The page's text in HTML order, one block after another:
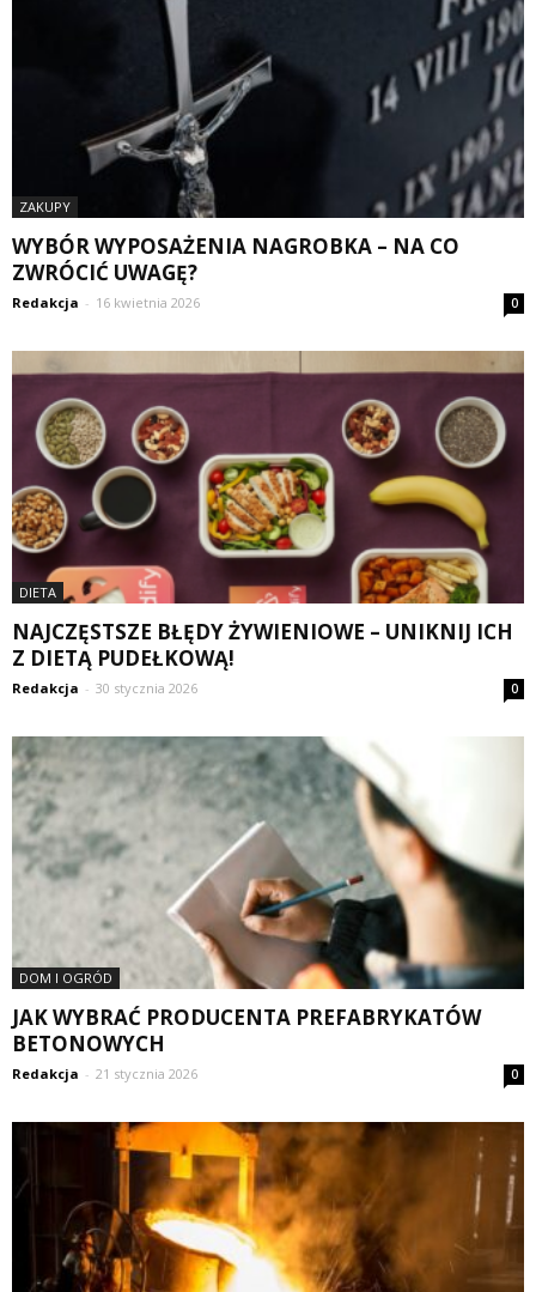
ZAKUPY
WYBÓR WYPOSAŻENIA NAGROBKA – NA CO
ZWRÓCIĆ UWAGĘ?
Redakcja - 16 kwietnia 2026 0
DIETA
NAJCZĘSTSZE BŁĘDY ŻYWIENIOWE – UNIKNIJ ICH
Z DIETĄ PUDEŁKOWĄ!
Redakcja - 30 stycznia 2026 0
DOM I OGRÓD
JAK WYBRAĆ PRODUCENTA PREFABRYKATÓW
BETONOWYCH
Redakcja - 21 stycznia 2026 0